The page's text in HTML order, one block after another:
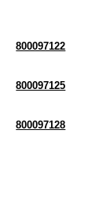
800097122
800097125
800097128